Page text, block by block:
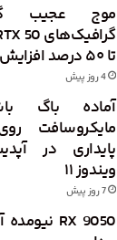
موج عجیب
تا ۵۰ درصد افزایش قیمت!
4 روز پیش
آماده باگ
مایکروسافت
پایداری در
ویندوز ۱۱
7 روز پیش